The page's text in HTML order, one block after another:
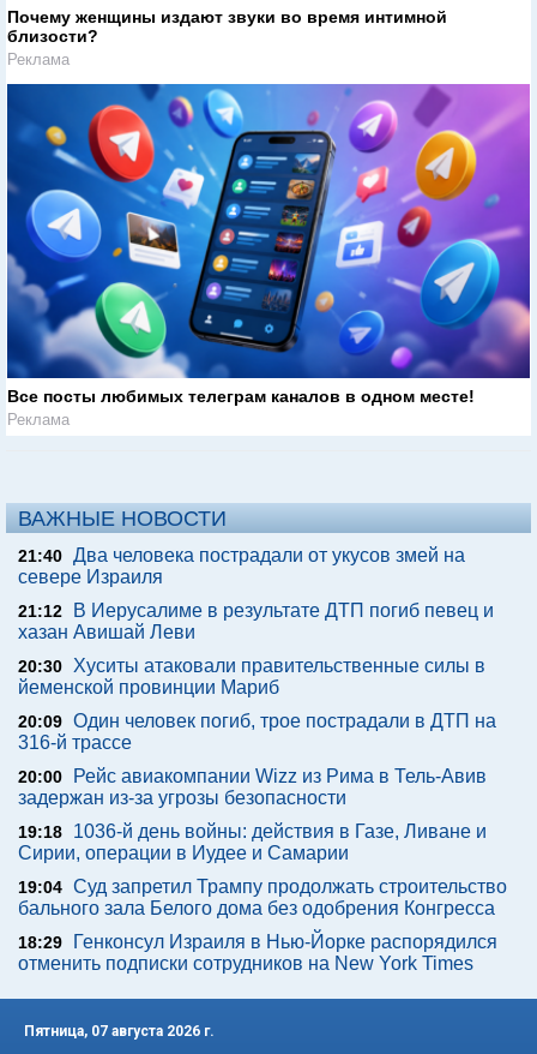
Почему женщины издают звуки во время интимной
близости?
Реклама
Все посты любимых телеграм каналов в одном месте!
Реклама
ВАЖНЫЕ НОВОСТИ
21:40 Два человека пострадали от укусов змей на
севере Израиля
21:12
В Иерусалиме в результате ДТП погиб певец и
хазан Авишай Леви
20:30 Хуситы атаковали правительственные силы в
йеменской провинции Мариб
20:09 Один человек погиб, трое пострадали в ДТП на
316-й трассе
20:00
Рейс авиакомпании Wizz из Рима в Тель-Авив
задержан из-за угрозы безопасности
19:18
1036-й день войны: действия в Газе, Ливане и
Сирии, операции в Иудее и Самарии
19:04 Суд запретил Трампу продолжать строительство
бального зала Белого дома без одобрения Конгресса
18:29
Генконсул Израиля в Нью-Йорке распорядился
отменить подписки сотрудников на New York Times
Пятница, 07 августа 2026 г.